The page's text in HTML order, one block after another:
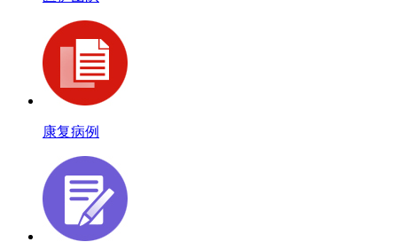
康复病例